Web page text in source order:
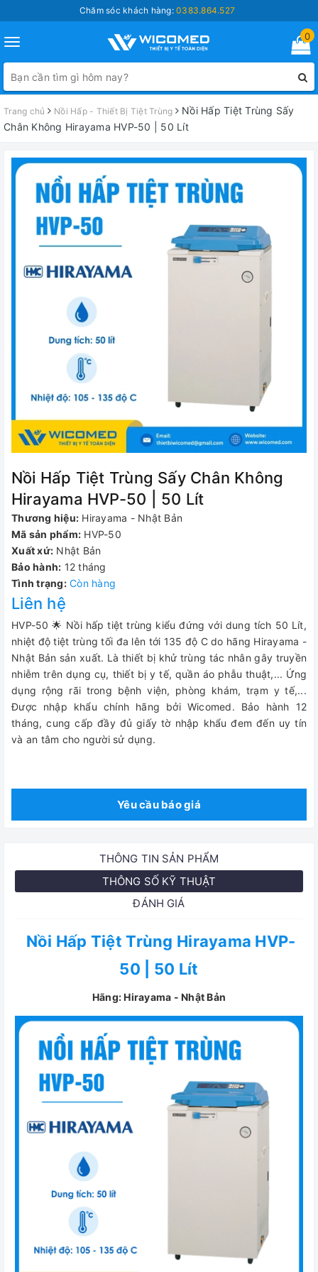
Chăm sóc khách hàng:0383.864.527
Toggle
navigation
0
Trang chủ Nồi Hấp - Thiết Bị Tiệt Trùng
Nồi Hấp Tiệt Trùng Sấy
Chân Không Hirayama HVP-50 | 50 Lít
Nồi Hấp Tiệt Trùng Sấy Chân Không
Hirayama HVP-50 | 50 Lít
Thương hiệu: Hirayama - Nhật Bản
Mã sản phẩm: HVP-50
Xuất xứ: Nhật Bản
Bảo hành: 12 tháng
Tình trạng: Còn hàng
Liên hệ
HVP-50 🌟 Nồi hấp tiệt trùng kiểu đứng với dung tích 50 Lít,
nhiệt độ tiệt trùng tối đa lên tới 135 độ C do hãng Hirayama -
Nhật Bản sản xuất. Là thiết bị khử trùng tác nhân gây truyền
nhiễm trên dụng cụ, thiết bị y tế, quần áo phẫu thuật,... Ứng
dụng rộng rãi trong bệnh viện, phòng khám, trạm y tế,...
Được nhập khẩu chính hãng bởi Wicomed. Bảo hành 12
tháng, cung cấp đầy đủ giấy tờ nhập khẩu đem đến uy tín
và an tâm cho người sử dụng.
Yêu cầu báo giá
THÔNG TIN SẢN PHẨM
THÔNG SỐ KỸ THUẬT
ĐÁNH GIÁ
Nồi Hấp Tiệt Trùng Hirayama HVP-
50 | 50 Lít
Hãng: Hirayama - Nhật Bản